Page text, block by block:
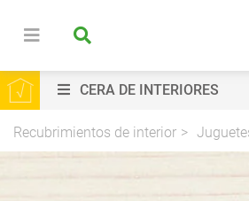
CERA DE INTERIORES
Recubrimientos de interior